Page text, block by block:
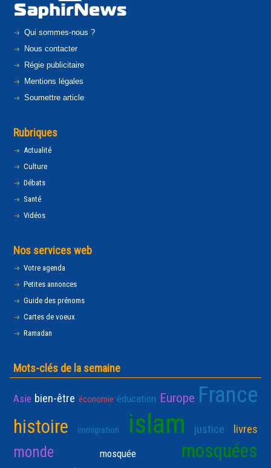
Qui sommes-nous ?
Nous contacter
Régie publicitaire
Mentions légales
Soumettre article
Rubriques
Actualité
Culture
Débats
Santé
Vidéos
Nos services web
Votre agenda
Petites annonces
Guide des prénoms
Cartes de voeux
Ramadan
Mots-clés de la semaine
Asie bien-être économie éducation Europe France
histoire immigration islam justice livres
monde mosquée mosquées